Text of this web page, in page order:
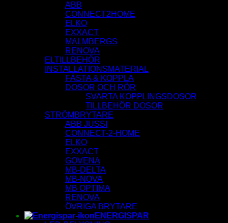
ABB
CONNECT2HOME
ELKO
EXXACT
MALMBERGS
RENOVA
ELTILLBEHÖR
INSTALLATIONSMATERIAL
FÄSTA & KOPPLA
DOSOR OCH RÖR
SVARTA KOPPLINGSDOSOR
TILLBEHÖR DOSOR
STRÖMBRYTARE
ABB JUSSI
CONNECT-2-HOME
ELKO
EXXACT
GOVENA
MB-DELTA
MB-NOVA
MB OPTIMA
RENOVA
ÖVRIGA BRYTARE
ENERGISPAR